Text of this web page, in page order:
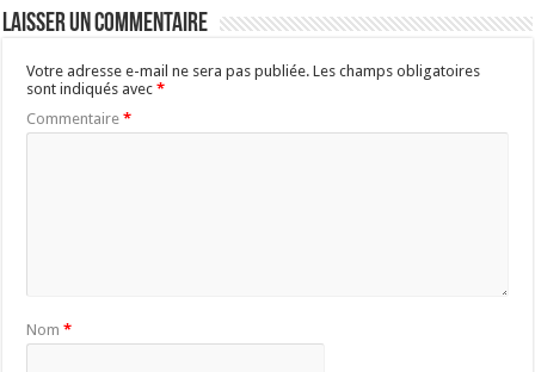
Laisser un commentaire
Votre adresse e-mail ne sera pas publiée. Les champs obligatoires
sont indiqués avec*
Commentaire*
Nom*